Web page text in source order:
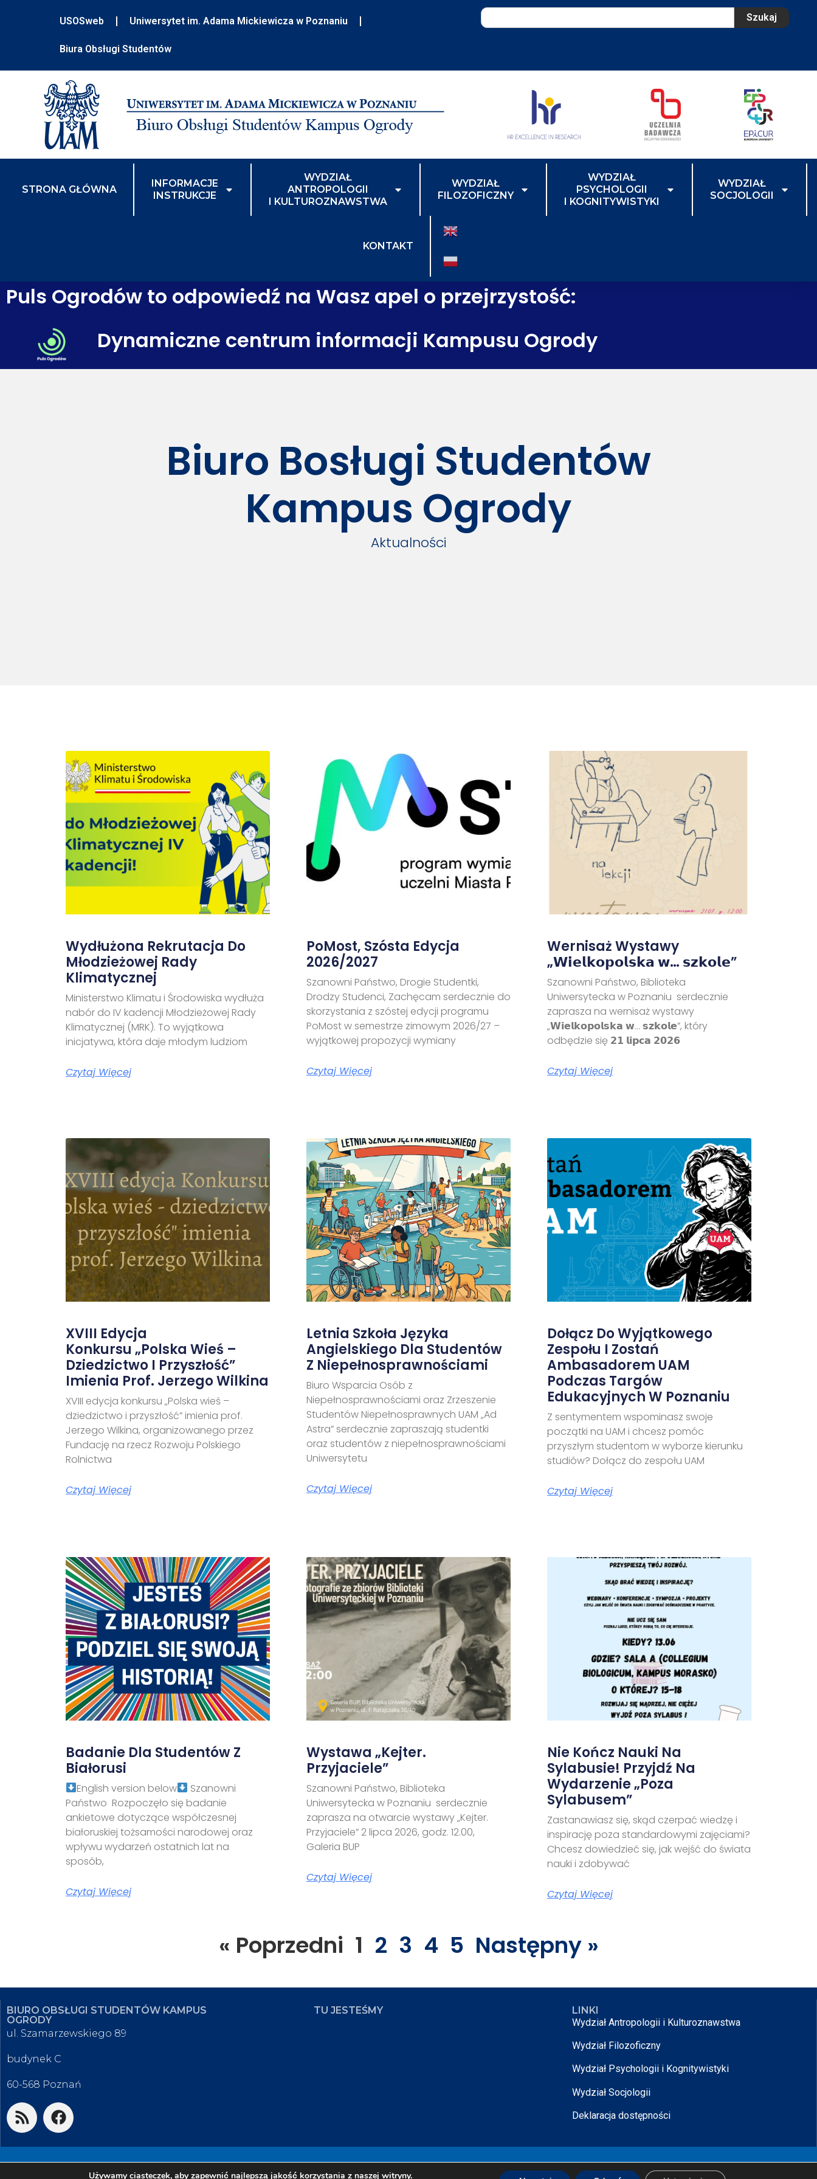
USOSweb Uniwersytet im. Adama Mickiewicza w Poznaniu
Biura Obsługi Studentów
Szukaj
STRONA GŁÓWNA
INFORMACJE
INSTRUKCJE
WYDZIAŁ
ANTROPOLOGII
I KULTUROZNAWSTWA
WYDZIAŁ
FILOZOFICZNY
WYDZIAŁ
PSYCHOLOGII
I KOGNITYWISTYKI
WYDZIAŁ
SOCJOLOGII
KONTAKT
Puls Ogrodów to odpowiedź na Wasz apel o przejrzystość:
Dynamiczne centrum informacji Kampusu Ogrody
Biuro Bosługi Studentów
Kampus Ogrody
Aktualności
Wydłużona Rekrutacja Do
Młodzieżowej Rady
Klimatycznej
Ministerstwo Klimatu i Środowiska wydłuża
nabór do IV kadencji Młodzieżowej Rady
Klimatycznej (MRK). To wyjątkowa
inicjatywa, która daje młodym ludziom
Czytaj Więcej
PoMost, Szósta Edycja
2026/2027
Szanowni Państwo, Drogie Studentki,
Drodzy Studenci, Zachęcam serdecznie do
skorzystania z szóstej edycji programu
PoMost w semestrze zimowym 2026/27 –
wyjątkowej propozycji wymiany
Czytaj Więcej
Wernisaż Wystawy
„𝗪𝗶𝗲𝗹𝗸𝗼𝗽𝗼𝗹𝘀𝗸𝗮 𝘄… 𝘀𝘇𝗸𝗼𝗹𝗲”
Szanowni Państwo, Biblioteka
Uniwersytecka w Poznaniu serdecznie
zaprasza na wernisaż wystawy
„𝗪𝗶𝗲𝗹𝗸𝗼𝗽𝗼𝗹𝘀𝗸𝗮 𝘄… 𝘀𝘇𝗸𝗼𝗹𝗲”, który
odbędzie się 𝟮𝟭 𝗹𝗶𝗽𝗰𝗮 𝟮𝟬𝟮𝟲
Czytaj Więcej
XVIII Edycja
Konkursu „Polska Wieś –
Dziedzictwo I Przyszłość”
Imienia Prof. Jerzego Wilkina
XVIII edycja konkursu „Polska wieś –
dziedzictwo i przyszłość” imienia prof.
Jerzego Wilkina, organizowanego przez
Fundację na rzecz Rozwoju Polskiego
Rolnictwa
Czytaj Więcej
Letnia Szkoła Języka
Angielskiego Dla Studentów
Z Niepełnosprawnościami
Biuro Wsparcia Osób z
Niepełnosprawnościami oraz Zrzeszenie
Studentów Niepełnosprawnych UAM „Ad
Astra” serdecznie zapraszają studentki
oraz studentów z niepełnosprawnościami
Uniwersytetu
Czytaj Więcej
Dołącz Do Wyjątkowego
Zespołu I Zostań
Ambasadorem UAM
Podczas Targów
Edukacyjnych W Poznaniu
Z sentymentem wspominasz swoje
początki na UAM i chcesz pomóc
przyszłym studentom w wyborze kierunku
studiów? Dołącz do zespołu UAM
Czytaj Więcej
Badanie Dla Studentów Z
Białorusi
English version below
Szanowni
Państwo Rozpoczęło się badanie
ankietowe dotyczące współczesnej
białoruskiej tożsamości narodowej oraz
wpływu wydarzeń ostatnich lat na
sposób,
Czytaj Więcej
Wystawa „Kejter.
Przyjaciele”
Szanowni Państwo, Biblioteka
Uniwersytecka w Poznaniu serdecznie
zaprasza na otwarcie wystawy „Kejter.
Przyjaciele” 2 lipca 2026, godz. 12.00,
Galeria BUP
Czytaj Więcej
Nie Kończ Nauki Na
Sylabusie! Przyjdź Na
Wydarzenie „Poza
Sylabusem”
Zastanawiasz się, skąd czerpać wiedzę i
inspirację poza standardowymi zajęciami?
Chcesz dowiedzieć się, jak wejść do świata
nauki i zdobywać
Czytaj Więcej
« Poprzedni 1 2 3 4 5 Następny »
BIURO OBSŁUGI STUDENTÓW KAMPUS
OGRODY
ul. Szamarzewskiego 89
budynek C
60-568 Poznań
TU JESTEŚMY
LINKI
Wydział Antropologii i Kulturoznawstwa
Wydział Filozoficzny
Wydział Psychologii i Kognitywistyki
Wydział Socjologii
Deklaracja dostępności
© 2026 Biuro Obsługi Studentów Kampus
Zaprojektowane przezNikodem Kałek
Używamy ciasteczek, aby zapewnić najlepszą jakość korzystania z naszej witryny.